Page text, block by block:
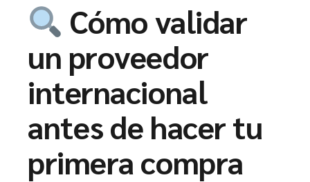
Cómo validar
un proveedor
internacional
antes de hacer tu
primera compra